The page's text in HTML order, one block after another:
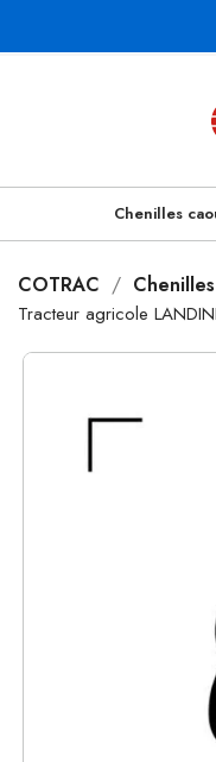
Chenilles
COTRAC
Tracteur agricole